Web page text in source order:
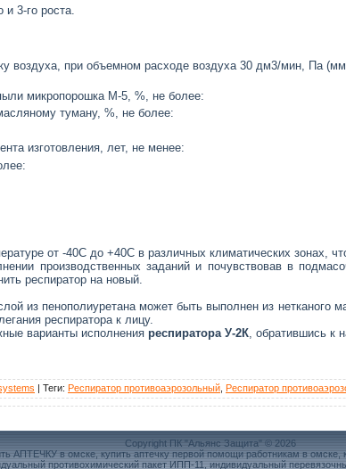
и 3-го роста.
воздуха, при объемном расходе воздуха 30 дм3/мин, Па (мм
микропорошка М-5, %, не более:
туману, %, не более:
изготовления, лет, не менее:
от -40С до +40С в различных климатических зонах,
производственных заданий и почувствовав в
респиратор на новый.
из пенополиуретана может быть выполнен из
респиратора к лицу.
варианты исполнения респиратора У-2К , обратившись к
| Теги: Респиратор противоаэрозольный Респиратор
Copyright ПК "Альянс Защита" © 2026
АПТЕЧКУ в омске, купить аптечку первой помощи работникам в
противохимический пакет ИПП-11, индивидуальный